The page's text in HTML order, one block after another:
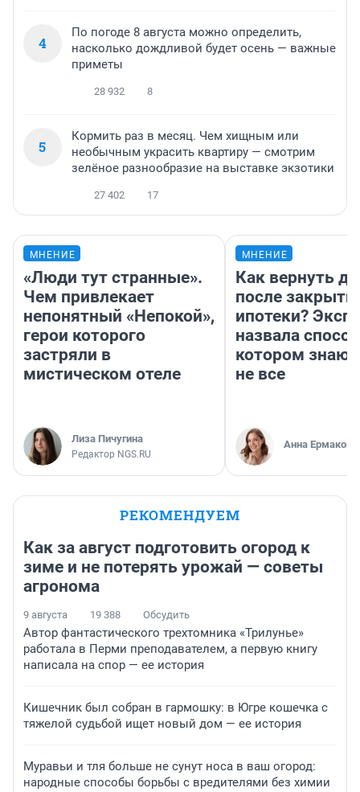
4
По погоде 8 августа можно определить,
насколько дождливой будет осень — важные
приметы
28 932 8
5
Кормить раз в месяц. Чем хищным или
необычным украсить квартиру — смотрим
зелёное разнообразие на выставке экзотики
27 402 17
МНЕНИЕ
«Люди тут странные».
Чем привлекает
непонятный «Непокой»,
герои которого
застряли в
мистическом отеле
Лиза Пичугина
Редактор NGS.RU
МНЕНИЕ
Как вернуть
после
ипотеки?
назвала
котором
не все
Анна Ермакова
РЕКОМЕНДУЕМ
Как за август подготовить огород к
зиме и не потерять урожай — советы
агронома
9 августа 19 388 Обсудить
Автор фантастического трехтомника «Трилунье»
работала в Перми преподавателем, а первую книгу
написала на спор — ее история
Кишечник был собран в гармошку: в Югре кошечка с
тяжелой судьбой ищет новый дом — ее история
Муравьи и тля больше не сунут носа в ваш огород:
народные способы борьбы с вредителями без химии